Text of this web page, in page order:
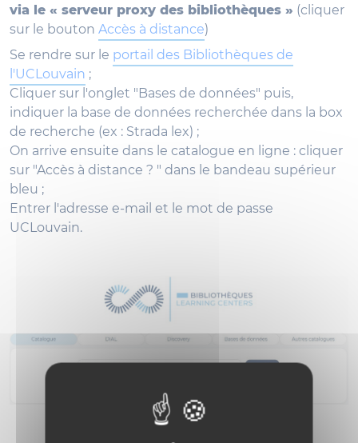
via le « serveur proxy des bibliothèques » (cliquer
sur le bouton Accès à distance)
Se rendre sur le portail des Bibliothèques de
l'UCLouvain ;
Cliquer sur l'onglet "Bases de données" puis,
indiquer la base de données recherchée dans la box
de recherche (ex : Strada lex) ;
On arrive ensuite dans le catalogue en ligne : cliquer
sur "Accès à distance ? " dans le bandeau supérieur
bleu ;
Entrer l'adresse e-mail et le mot de passe
UCLouvain.